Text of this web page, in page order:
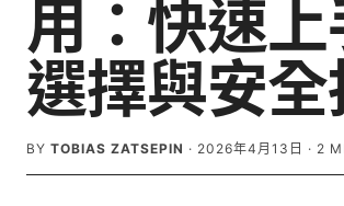
用：快速上
選擇與安全
BY TOBIAS ZATSEPIN · 2026年4月13日 · 2